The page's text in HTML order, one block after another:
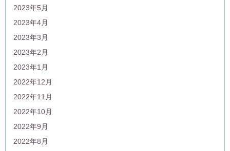
2023年5月
2023年4月
2023年3月
2023年2月
2023年1月
2022年12月
2022年11月
2022年10月
2022年9月
2022年8月